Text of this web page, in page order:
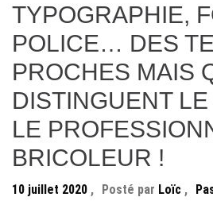
TYPOGRAPHIE,
POLICE… DES
PROCHES MAIS
DISTINGUENT LE
LE
BRICOLEUR !
10 juillet 2020 , Posté par Loïc ,